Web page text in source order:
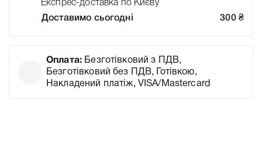
Експрес-доставка по Києву
Доставимо сьогодні
300 ₴
Оплата: Безготівковий з ПДВ,
Безготівковий без ПДВ, Готівкою,
Накладений платіж, VISA/Mastercard